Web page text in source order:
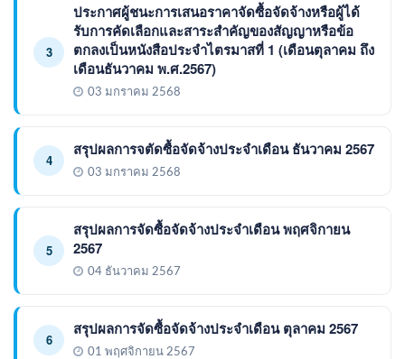
3
ประกาศผู้ชนะการเสนอราคาจัดซื้อจัดจ้างหรือผู้ได้
รับการคัดเลือกและสาระสำคัญของสัญญาหรือข้อ
ตกลงเป็นหนังสือประจำไตรมาสที่ 1 (เดือนตุลาคม ถึง
เดือนธันวาคม พ.ศ.2567)
03 มกราคม 2568
4
สรุปผลการจตัดซื้อจัดจ้างประจำเดือน ธันวาคม 2567
03 มกราคม 2568
5
สรุปผลการจัดซื้อจัดจ้างประจำเดือน พฤศจิกายน
2567
04 ธันวาคม 2567
6
สรุปผลการจัดซื้อจัดจ้างประจำเดือน ตุลาคม 2567
01 พฤศจิกายน 2567